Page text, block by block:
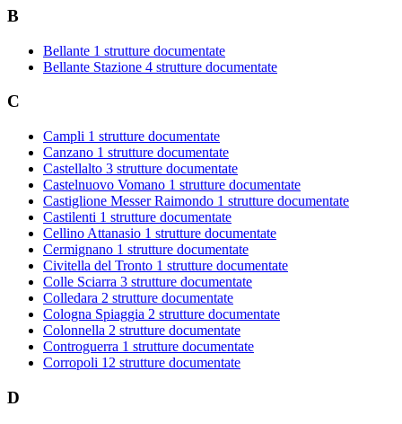
B
Bellante 1 strutture documentate
Bellante Stazione 4 strutture documentate
C
Campli 1 strutture documentate
Canzano 1 strutture documentate
Castellalto 3 strutture documentate
Castelnuovo Vomano 1 strutture documentate
Castiglione Messer Raimondo 1 strutture documentate
Castilenti 1 strutture documentate
Cellino Attanasio 1 strutture documentate
Cermignano 1 strutture documentate
Civitella del Tronto 1 strutture documentate
Colle Sciarra 3 strutture documentate
Colledara 2 strutture documentate
Cologna Spiaggia 2 strutture documentate
Colonnella 2 strutture documentate
Controguerra 1 strutture documentate
Corropoli 12 strutture documentate
D